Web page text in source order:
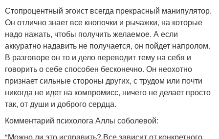
Стопроцентный эгоист всегда прекрасный манипулятор.
Он отлично знает все кнопочки и рычажки, на которые
надо нажать, чтобы получить желаемое. А если
аккуратно надавить не получается, он пойдет напролом.
В разговоре он то и дело переводит тему на себя и
говорить о себе способен бесконечно. Он неохотно
признает сильные стороны других, с трудом или почти
никогда не идет на компромисс, ничего не делает просто
так, от души и доброго сердца.
Комментарий психолога Аллы соболевой: